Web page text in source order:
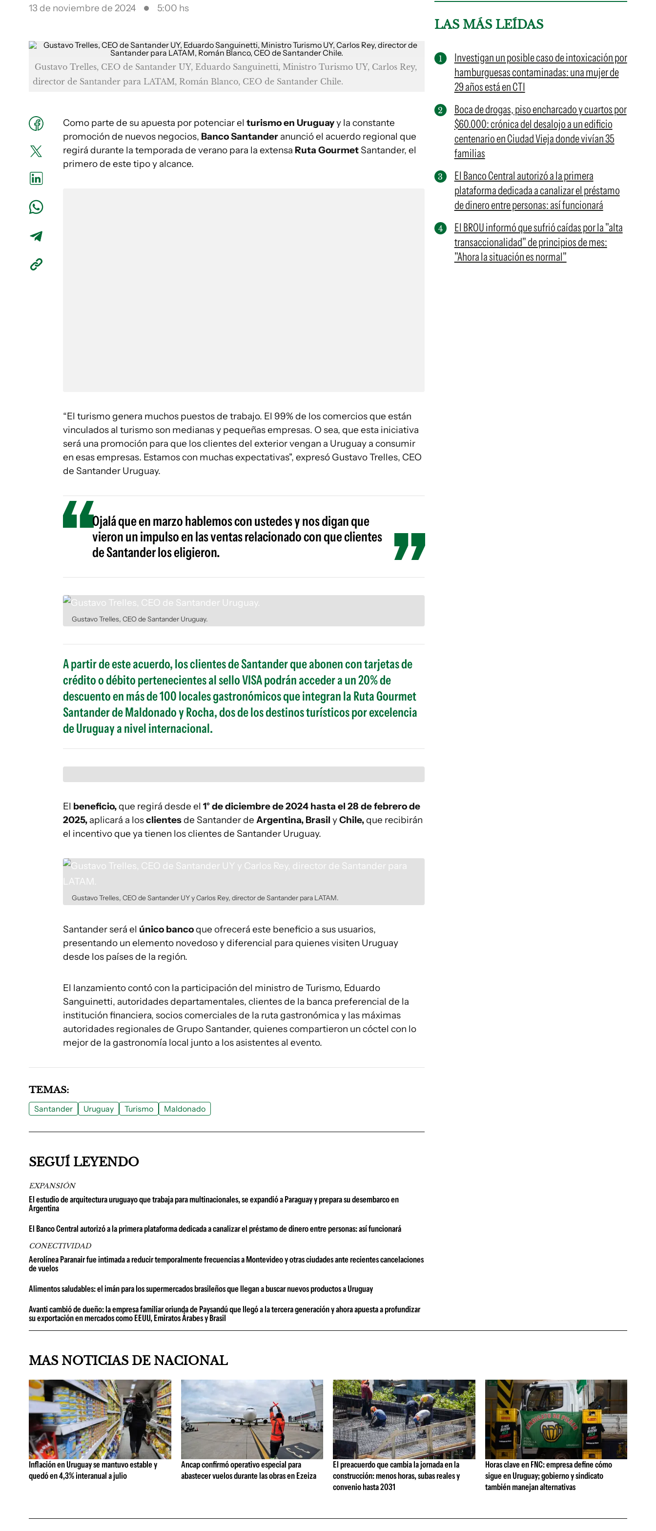
13 de noviembre de 2024 5:00 hs
Gustavo Trelles, CEO de Santander UY, Eduardo Sanguinetti, Ministro Turismo UY, Carlos Rey,
director de Santander para LATAM, Román Blanco, CEO de Santander Chile.
Como parte de su apuesta por potenciar el turismo en Uruguayy la constante
promoción de nuevos negocios, Banco Santander anunció el acuerdo regional que
regirá durante la temporada de verano para la extensa Ruta Gourmet Santander, el
primero de este tipo y alcance.
“El turismo genera muchos puestos de trabajo. El 99% de los comercios que están
vinculados al turismo son medianas y pequeñas empresas. O sea, que esta iniciativa
será una promoción para que los clientes del exterior vengan a Uruguay a consumir
en esas empresas. Estamos con muchas expectativas", expresó Gustavo Trelles, CEO
de Santander Uruguay.
Ojalá que en marzo hablemos con ustedes y nos digan que
vieron un impulso en las ventas relacionado con que clientes
de Santander los eligieron.
Gustavo Trelles, CEO de Santander Uruguay.
A partir de este acuerdo, los clientes de Santander que abonen con tarjetas de
crédito o débito pertenecientes al sello VISA podrán acceder a un 20% de
descuento en más de 100 locales gastronómicos que integran la Ruta Gourmet
Santander de Maldonado y Rocha, dos de los destinos turísticos por excelencia
de Uruguay a nivel internacional.
El beneficio,que regirá desde el 1° de diciembre de 2024 hasta el 28 de febrero de
2025, aplicará a losclientesde Santander de Argentina, Brasil yChile,que recibirán
el incentivo que ya tienen los clientes de Santander Uruguay.
Gustavo Trelles, CEO de Santander UY y Carlos Rey, director de Santander para LATAM.
Santander será el único bancoque ofrecerá este beneficio a sus usuarios,
presentando un elemento novedoso y diferencial para quienes visiten Uruguay
desde los países de la región.
El lanzamiento contó con la participación del ministro de Turismo, Eduardo
Sanguinetti, autoridades departamentales, clientes de la banca preferencial de la
institución financiera, socios comerciales de la ruta gastronómica y las máximas
autoridades regionales de Grupo Santander, quienes compartieron un cóctel con lo
mejor de la gastronomía local junto a los asistentes al evento.
LAS MÁS LEÍDAS
Investigan un posible caso de intoxicación por
hamburguesas contaminadas: una mujer de
29 años está en CTI
Boca de drogas, piso encharcado y cuartos por
$60.000: crónica del desalojo a un edificio
centenario en Ciudad Vieja donde vivían 35
familias
El Banco Central autorizó a la primera
plataforma dedicada a canalizar el préstamo
de dinero entre personas: así funcionará
El BROU informó que sufrió caídas por la "alta
transaccionalidad" de principios de mes:
"Ahora la situación es normal"
TEMAS:
Santander Uruguay Turismo Maldonado
SEGUÍ LEYENDO
EXPANSIÓN
El estudio de arquitectura uruguayo que trabaja para multinacionales, se expandió a Paraguay y prepara su desembarco en
Argentina
El Banco Central autorizó a la primera plataforma dedicada a canalizar el préstamo de dinero entre personas: así funcionará
CONECTIVIDAD
Aerolínea Paranair fue intimada a reducir temporalmente frecuencias a Montevideo y otras ciudades ante recientes cancelaciones
de vuelos
Alimentos saludables: el imán para los supermercados brasileños que llegan a buscar nuevos productos a Uruguay
Avanti cambió de dueño: la empresa familiar oriunda de Paysandú que llegó a la tercera generación y ahora apuesta a profundizar
su exportación en mercados como EEUU, Emiratos Árabes y Brasil
MAS NOTICIAS DE NACIONAL
Inflación en Uruguay se mantuvo estable y
quedó en 4,3% interanual a julio
Ancap confirmó operativo especial para
abastecer vuelos durante las obras en Ezeiza
El preacuerdo que cambia la jornada en la
construcción: menos horas, subas reales y
convenio hasta 2031
Horas clave en FNC: empresa define cómo
sigue en Uruguay; gobierno y sindicato
también manejan alternativas